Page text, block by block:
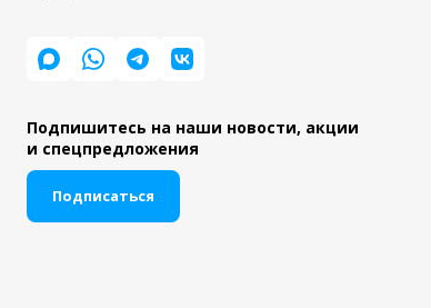
Подпишитесь на наши новости, акции
и спецпредложения
Подписаться